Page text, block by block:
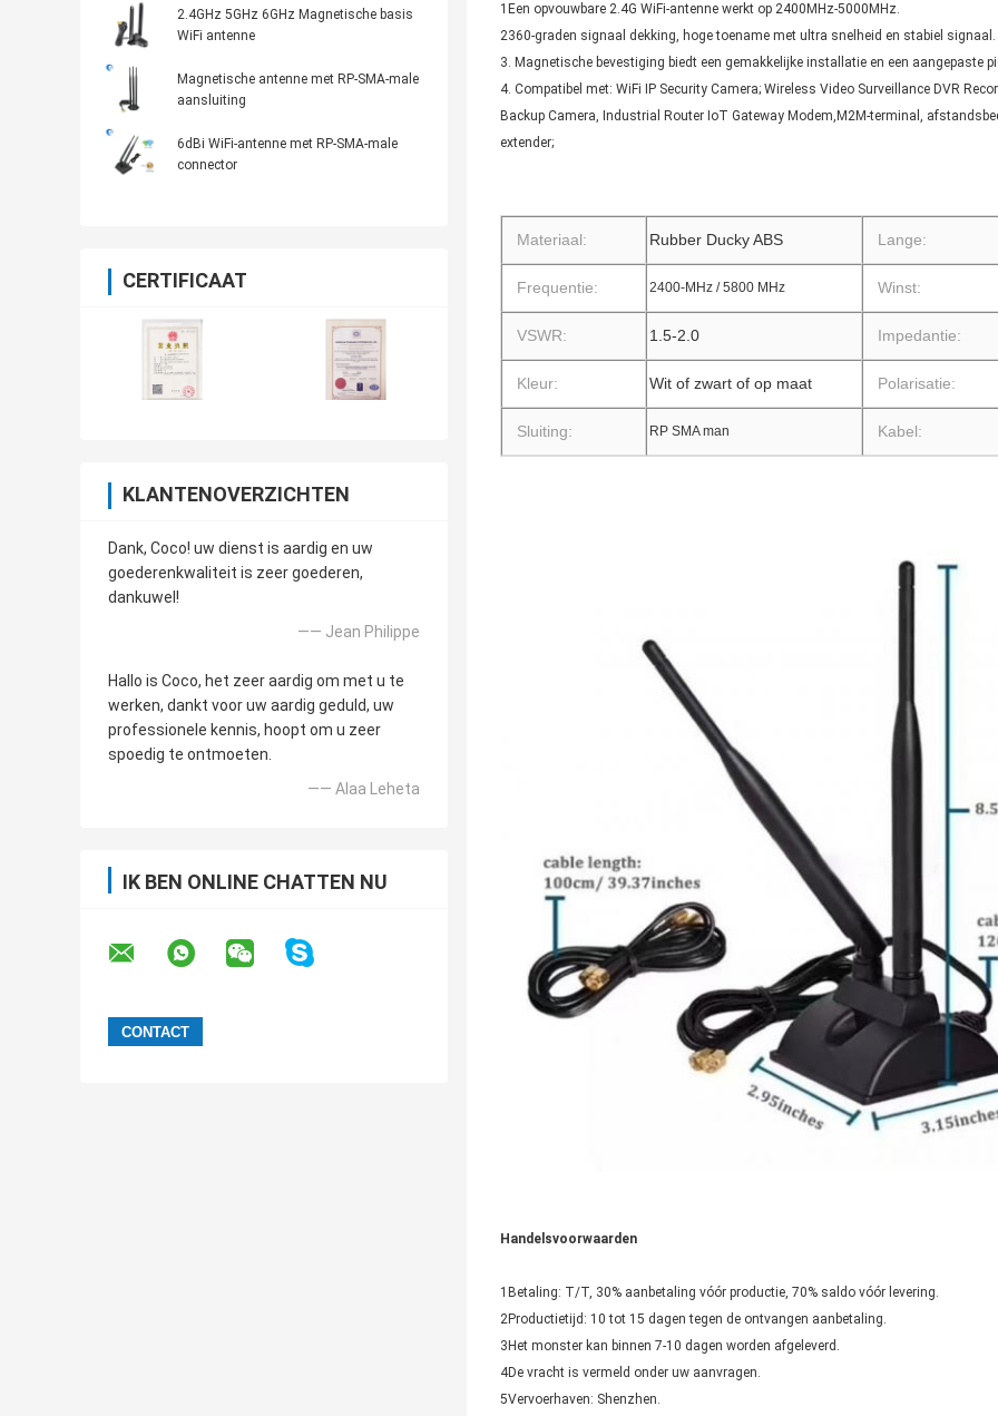
2.4GHz 5GHz 6GHz Magnetische basis
WiFi antenne
Magnetische antenne met RP-SMA-male
aansluiting
6dBi WiFi-antenne met RP-SMA-male
connector
CERTIFICAAT
KLANTENOVERZICHTEN
Dank, Coco! uw dienst is aardig en uw
goederenkwaliteit is zeer goederen,
dankuwel!
—— Jean Philippe
Hallo is Coco, het zeer aardig om met u te
werken, dankt voor uw aardig geduld, uw
professionele kennis, hoopt om u zeer
spoedig te ontmoeten.
—— Alaa Leheta
IK BEN ONLINE CHATTEN NU
1Een opvouwbare 2.4G WiFi-antenne werkt op 2400MHz-5000MHz.
2360-graden signaal dekking, hoge toename met ultra snelheid en stabiel signaal.
3. Magnetische bevestiging biedt een gemakkelijke installatie en een aangepaste
4. Compatibel met: WiFi IP Security Camera; Wireless Video Surveillance DVR
Backup Camera, Industrial Router IoT Gateway Modem,M2M-terminal,
extender;
Materiaal: Rubber Ducky ABS Lange:
Frequentie: 2400-MHz / 5800 MHz Winst:
VSWR: 1.5-2.0 Impedantie:
Kleur: Wit of zwart of op maat Polarisatie:
Sluiting: RP SMA man Kabel:
Handelsvoorwaarden
1Betaling: T/T, 30% aanbetaling vóór productie, 70% saldo vóór levering.
2Productietijd: 10 tot 15 dagen tegen de ontvangen aanbetaling.
3Het monster kan binnen 7-10 dagen worden afgeleverd.
4De vracht is vermeld onder uw aanvragen.
5Vervoerhaven: Shenzhen.